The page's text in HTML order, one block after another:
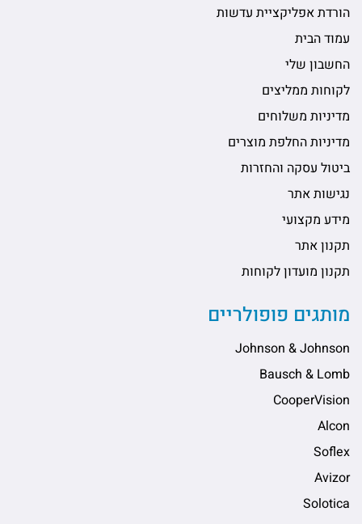
הורדת אפליקציית עדשות
עמוד הבית
החשבון שלי
לקוחות ממליצים
מדיניות משלוחים
מדיניות החלפת מוצרים
ביטול עסקה והחזרות
נגישות אתר
מידע מקצועי
תקנון אתר
תקנון מועדון לקוחות
מותגים פופולריים
Johnson & Johnson
Bausch & Lomb
CooperVision
Alcon
Soflex
Avizor
Solotica